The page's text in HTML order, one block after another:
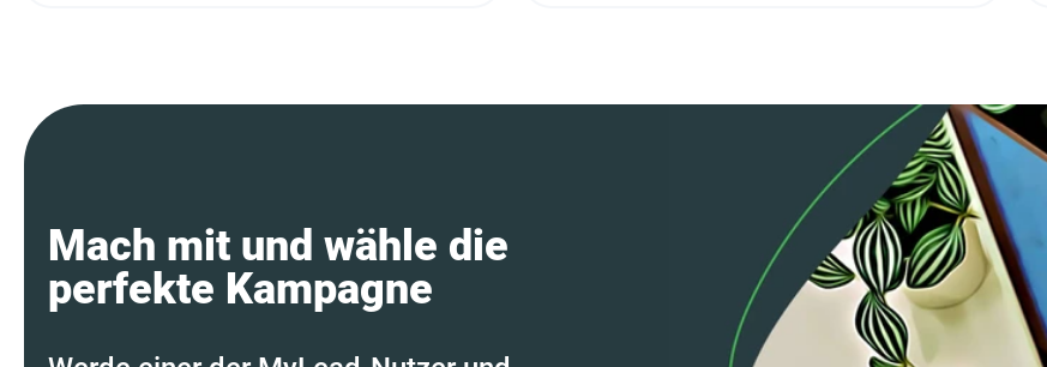
Mach mit und wähle die
perfekte Kampagne